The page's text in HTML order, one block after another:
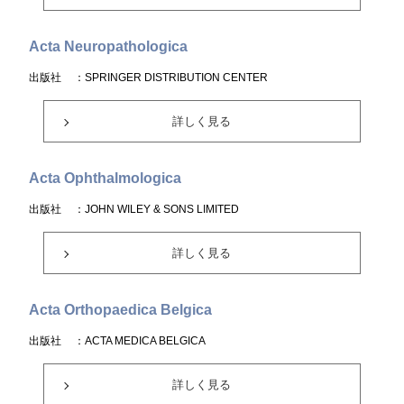
Acta Neuropathologica
出版社 ：SPRINGER DISTRIBUTION CENTER
詳しく見る
Acta Ophthalmologica
出版社 ：JOHN WILEY & SONS LIMITED
詳しく見る
Acta Orthopaedica Belgica
出版社 ：ACTA MEDICA BELGICA
詳しく見る